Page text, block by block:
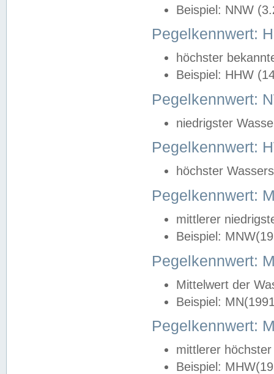
Beispiel: NNW
Pegelkennwert:
höchster
Beispiel: HHW
Pegelkennwert:
niedrigster
Pegelkennwert:
höchster
Pegelkennwert:
mittlerer
Beispiel:
Pegelkennwert:
Mittelwert der
Beispiel:
Pegelkennwert:
mittlerer
Beispiel: